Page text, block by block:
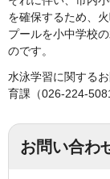
を確保するため、
プールを小中学校
のです。
水泳学習に関する
育課（026-224-
お問い合わ